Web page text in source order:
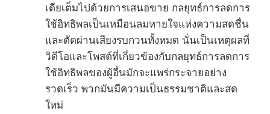
เดียเต็มไปด้วยการเสนอขาย กลยุทธ์การลดการ
ใช้อิทธิพลเป็นเหมือนลมหายใจแห่งความสดชื่น
และตัดผ่านเสียงรบกวนทั้งหมด นั่นเป็นเหตุผลที่
วิดีโอและโพสต์ที่เกี่ยวข้องกับกลยุทธ์การลดการ
ใช้อิทธิพลของผู้อื่นมักจะแพร่กระจายอย่าง
รวดเร็ว พวกมันมีความเป็นธรรมชาติและสด
ใหม่